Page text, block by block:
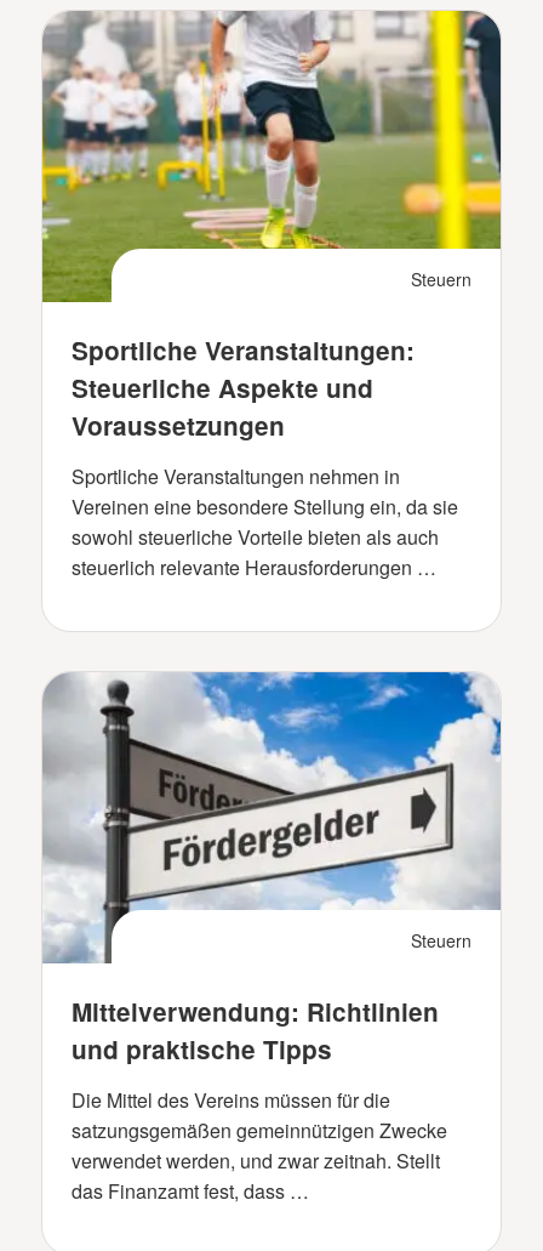
Steuern
Sportliche Veranstaltungen:
Steuerliche Aspekte und
Voraussetzungen
Sportliche Veranstaltungen nehmen in
Vereinen eine besondere Stellung ein, da sie
sowohl steuerliche Vorteile bieten als auch
steuerlich relevante Herausforderungen …
Steuern
Mittelverwendung: Richtlinien
und praktische Tipps
Die Mittel des Vereins müssen für die
satzungsgemäßen gemeinnützigen Zwecke
verwendet werden, und zwar zeitnah. Stellt
das Finanzamt fest, dass …